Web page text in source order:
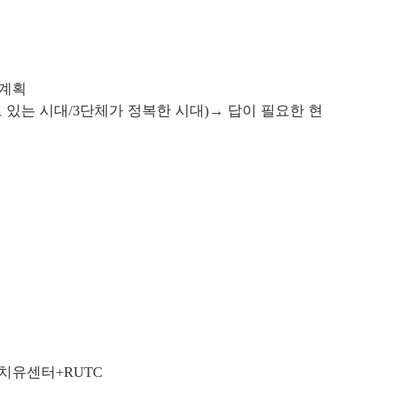
획
는 시대/3단체가 정복한 시대)→ 답이 필요한 현
유센터+RUTC